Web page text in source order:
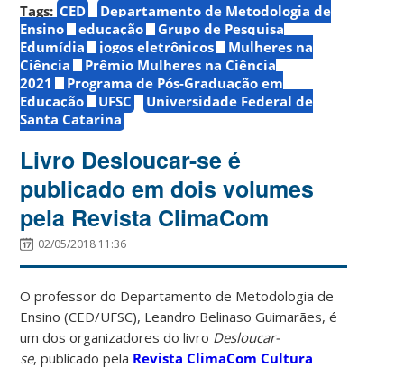
Tags: CED
Departamento de Metodologia de
Ensino
educação
Grupo de Pesquisa
Edumídia
jogos eletrônicos
Mulheres na
Ciência
Prêmio Mulheres na Ciência
2021
Programa de Pós-Graduação em
Educação
UFSC
Universidade Federal de
Santa Catarina
Livro Desloucar-se é
publicado em dois volumes
pela Revista ClimaCom
02/05/2018 11:36
O professor do Departamento de Metodologia de
Ensino (CED/UFSC), Leandro Belinaso Guimarães, é
um dos organizadores do livro Desloucar-
se, publicado pela Revista ClimaCom Cultura